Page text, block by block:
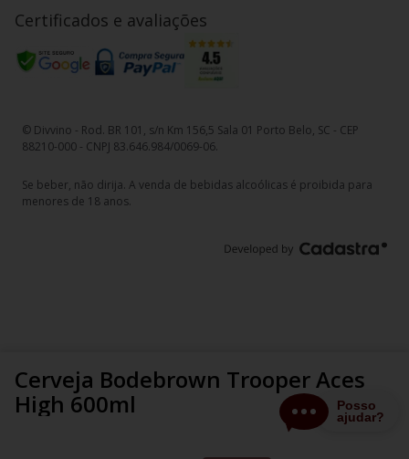
Cerveja Bodebrown Trooper Aces
High 600ml
Certificados e avaliações
© Divvino - Rod. BR 101, s/n Km 156,5 Sala 01 Porto Belo, SC - CEP
88210-000 - CNPJ 83.646.984/0069-06.
Se beber, não dirija. A venda de bebidas alcoólicas é proibida para
menores de 18 anos.